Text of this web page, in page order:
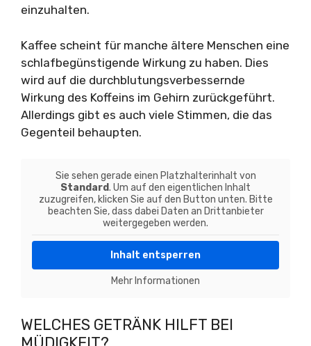
einzuhalten.
Kaffee scheint für manche ältere Menschen eine
schlafbegünstigende Wirkung zu haben. Dies
wird auf die durchblutungsverbessernde
Wirkung des Koffeins im Gehirn zurückgeführt.
Allerdings gibt es auch viele Stimmen, die das
Gegenteil behaupten.
Sie sehen gerade einen Platzhalterinhalt von
Standard. Um auf den eigentlichen Inhalt
zuzugreifen, klicken Sie auf den Button unten. Bitte
beachten Sie, dass dabei Daten an Drittanbieter
weitergegeben werden.
Inhalt entsperren
Mehr Informationen
WELCHES GETRÄNK HILFT BEI